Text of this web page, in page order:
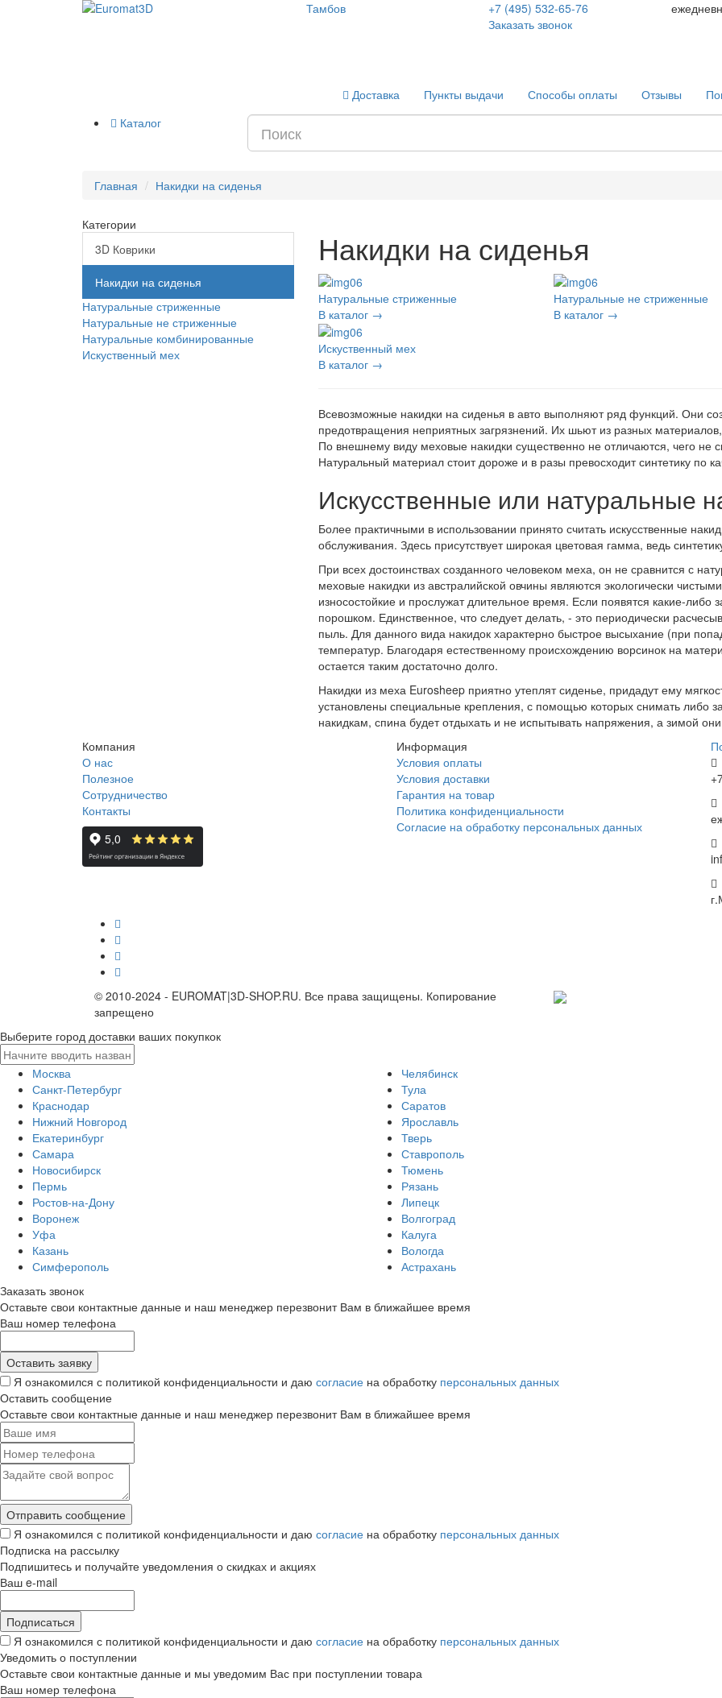
Тамбов
+7 (495) 532-65-76
Заказать звонок
Доставка Пункты выдачи Способы оплаты Отзывы
Каталог
Главная Накидки на сиденья
Категории
3D Коврики
Накидки на сиденья
Натуральные стриженные
Натуральные не стриженные
Натуральные комбинированные
Искуственный мех
Накидки на сиденья
Натуральные стриженные
В каталог →
Натуральные не стриженные
В каталог →
Искуственный мех
В каталог →
Всевозможные накидки на сиденья в авто выполняют ряд функций. Они
предотвращения неприятных загрязнений. Их шьют из разных
По внешнему виду меховые накидки существенно не отличаются, чего не
Натуральный материал стоит дороже и в разы превосходит синтетику по
Искусственные или натуральные
Более практичными в использовании принято считать искусственные
обслуживания. Здесь присутствует широкая цветовая гамма, ведь
При всех достоинствах созданного человеком меха, он не сравнится с
меховые накидки из австралийской овчины являются экологически
износостойкие и прослужат длительное время. Если появятся какие-либо
порошком. Единственное, что следует делать, - это периодически
пыль. Для данного вида накидок характерно быстрое высыхание (при
температур. Благодаря естественному происхождению ворсинок на
остается таким достаточно долго.
Накидки из меха Eurosheep приятно утеплят сиденье, придадут ему
установлены специальные крепления, с помощью которых снимать либо
накидкам, спина будет отдыхать и не испытывать напряжения, а зимой
Компания
О нас
Полезное
Сотрудничество
Контакты
Информация
Условия оплаты
Условия доставки
Гарантия на товар
Политика конфиденциальности
Согласие на обработку персональных данных
© 2010-2024 - EUROMAT|3D-SHOP.RU. Все права защищены. Копирование
запрещено
Выберите город доставки ваших покупкок
Москва
Санкт-Петербург
Краснодар
Нижний Новгород
Екатеринбург
Самара
Новосибирск
Пермь
Ростов-на-Дону
Воронеж
Уфа
Казань
Симферополь
Челябинск
Тула
Саратов
Ярославль
Тверь
Ставрополь
Тюмень
Рязань
Липецк
Волгоград
Калуга
Вологда
Астрахань
Заказать звонок
Оставьте свои контактные данные и наш менеджер перезвонит Вам в ближайшее время
Ваш номер телефона
Я ознакомился с политикой конфиденциальности и даю согласие на обработку персональных данных
Оставить сообщение
Оставьте свои контактные данные и наш менеджер перезвонит Вам в ближайшее время
Я ознакомился с политикой конфиденциальности и даю согласие на обработку персональных данных
Подписка на рассылку
Подпишитесь и получайте уведомления о скидках и акциях
Ваш e-mail
Я ознакомился с политикой конфиденциальности и даю согласие на обработку персональных данных
Уведомить о поступлении
Оставьте свои контактные данные и мы уведомим Вас при поступлении товара
Ваш номер телефона